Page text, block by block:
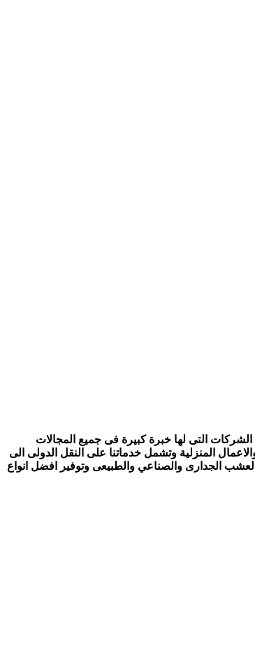
التى لها خبرة كبيرة فى جميع المجالات
المنزلية وتشمل خدماتنا على النقل الدولى الى
الجدارى والصناعي والطبيعى وتوفير افضل انواع